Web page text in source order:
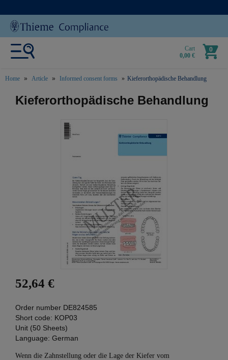
Cart
0,00 €
0
Home Article Informed consent forms Kieferorthopädische Behandlung
text.skipToContent
text.skipToNavigation
Kieferorthopädische Behandlung
52,64 €
Order number DE824585
Short code: KOP03
Unit (50 Sheets)
Language: German
Wenn die Zahnstellung oder die Lage der Kiefer vom